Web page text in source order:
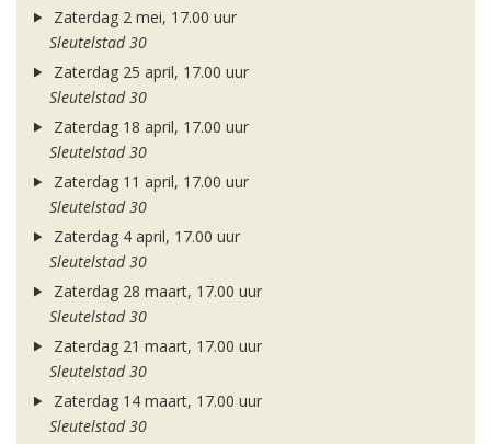
Zaterdag 2 mei, 17.00 uur
Sleutelstad 30
Zaterdag 25 april, 17.00 uur
Sleutelstad 30
Zaterdag 18 april, 17.00 uur
Sleutelstad 30
Zaterdag 11 april, 17.00 uur
Sleutelstad 30
Zaterdag 4 april, 17.00 uur
Sleutelstad 30
Zaterdag 28 maart, 17.00 uur
Sleutelstad 30
Zaterdag 21 maart, 17.00 uur
Sleutelstad 30
Zaterdag 14 maart, 17.00 uur
Sleutelstad 30